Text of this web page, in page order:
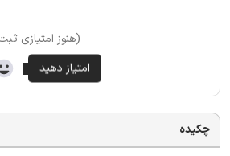
(هنوز امتیازی
چکیده